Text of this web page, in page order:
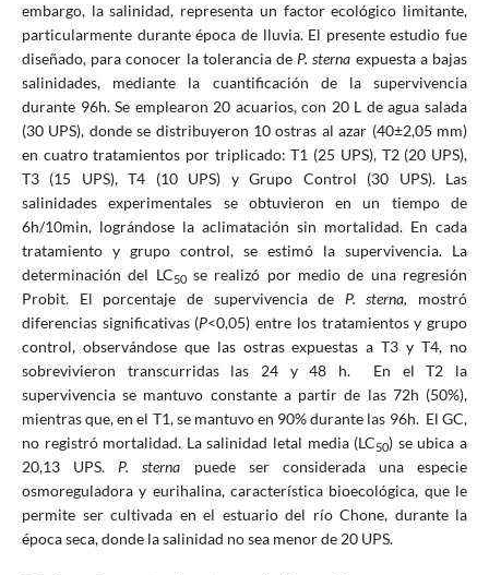
embargo, la salinidad, representa un factor ecológico limitante,
particularmente durante época de lluvia. El presente estudio fue
diseñado, para conocer la tolerancia de P. sterna expuesta a bajas
salinidades, mediante la cuantificación de la supervivencia
durante 96h. Se emplearon 20 acuarios, con 20 L de agua salada
(30 UPS), donde se distribuyeron 10 ostras al azar (40±2,05 mm)
en cuatro tratamientos por triplicado: T1 (25 UPS), T2 (20 UPS),
T3 (15 UPS), T4 (10 UPS) y Grupo Control (30 UPS). Las
salinidades experimentales se obtuvieron en un tiempo de
6h/10min, lográndose la aclimatación sin mortalidad. En cada
tratamiento y grupo control, se estimó la supervivencia. La
determinación del LC50se realizó por medio de una regresión
Probit. El porcentaje de supervivencia de P. sterna, mostró
diferencias significativas (P<0,05) entre los tratamientos y grupo
control, observándose que las ostras expuestas a T3 y T4, no
sobrevivieron transcurridas las 24 y 48 h. En el T2 la
supervivencia se mantuvo constante a partir de las 72h (50%),
mientras que, en el T1, se mantuvo en 90% durante las 96h. El GC,
no registró mortalidad. La salinidad letal media (LC50) se ubica a
20,13 UPS. P. sterna puede ser considerada una especie
osmoreguladora y eurihalina, característica bioecológica, que le
permite ser cultivada en el estuario del río Chone, durante la
época seca, donde la salinidad no sea menor de 20 UPS.